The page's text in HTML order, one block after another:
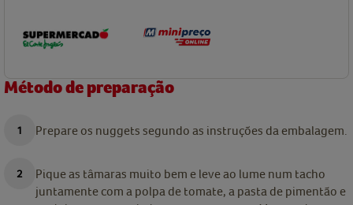
Método de preparação
Prepare os nuggets segundo as instruções da embalagem.
Pique as tâmaras muito bem e leve ao lume num tacho
juntamente com a polpa de tomate, a pasta de pimentão e